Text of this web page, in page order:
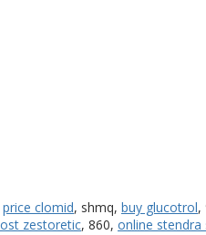
price clomid, shmq, buy glucotrol,
zestoretic, 860, online stendra